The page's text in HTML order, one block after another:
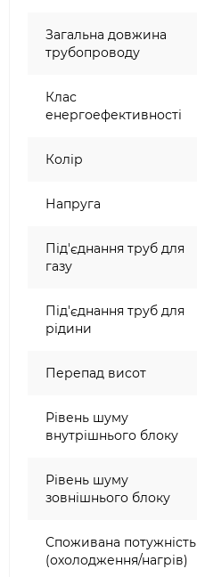
Загальна довжина
трубопроводу
Клас
енергоефективності
Колір
Напруга
Під'єднання труб для
газу
Під'єднання труб для
рідини
Перепад висот
Рівень шуму
внутрішнього блоку
Рівень шуму
зовнішнього блоку
Споживана потужність
(охолодження/нагрів)